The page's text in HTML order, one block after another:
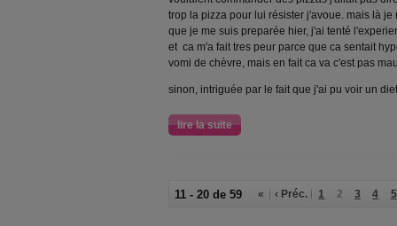
trop la pizza pour lui résister j'avoue. mais là
que je me suis preparée hier, j'ai tenté
et ca m'a fait tres peur parce que ca sentait
vomi de chèvre, mais en fait ca va c'est pas
sinon, intriguée par le fait que j'ai pu voir un
lire la suite
11 - 20 de 59 « ‹ Préc. 1 2 3 4 5